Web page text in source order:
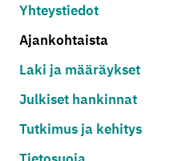
Yhteystiedot
Ajankohtaista
Laki ja määräykset
Julkiset hankinnat
Tutkimus ja kehitys